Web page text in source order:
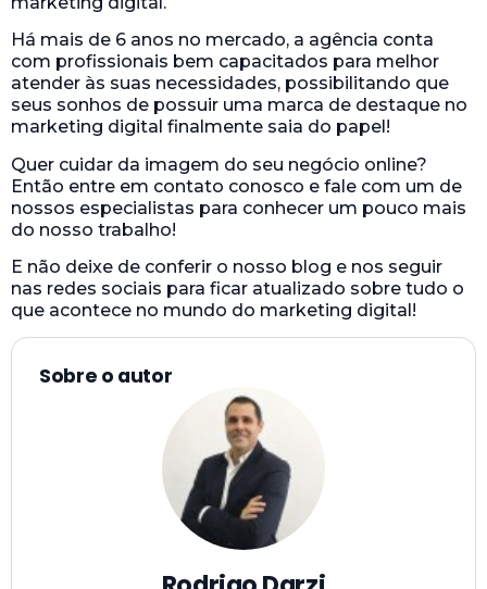
Há mais de 6 anos no mercado, a agência conta
com profissionais bem capacitados para melhor
atender às suas necessidades, possibilitando que
seus sonhos de possuir uma marca de destaque no
marketing digital finalmente saia do papel!
Quer cuidar da imagem do seu negócio online?
Então entre em contato conosco e fale com um de
nossos especialistas para conhecer um pouco mais
do nosso trabalho!
E não deixe de conferir o nosso blog e nos seguir
nas redes sociais para ficar atualizado sobre tudo o
que acontece no mundo do marketing digital!
Sobre o autor